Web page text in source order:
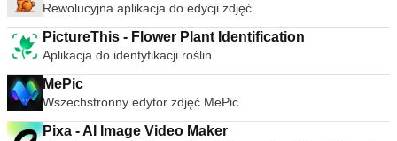
Rewolucyjna aplikacja do edycji zdjęć
PictureThis - Flower Plant Identification
Aplikacja do identyfikacji roślin
MePic
Wszechstronny edytor zdjęć MePic
Pixa - AI Image Video Maker